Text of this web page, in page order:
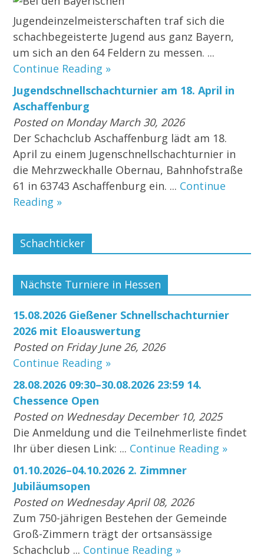
Jugendeinzelmeisterschaften traf sich die
schachbegeisterte Jugend aus ganz Bayern,
um sich an den 64 Feldern zu messen. ...
Continue Reading »
Jugendschnellschachturnier am 18. April in
Aschaffenburg
Posted on Monday March 30, 2026
Der Schachclub Aschaffenburg lädt am 18.
April zu einem Jugenschnellschachturnier in
die Mehrzweckhalle Obernau, Bahnhofstraße
61 in 63743 Aschaffenburg ein. ... Continue
Reading »
Schachticker
Nächste Turniere in Hessen
15.08.2026 Gießener Schnellschachturnier
2026 mit Eloauswertung
Posted on Friday June 26, 2026
Continue Reading »
28.08.2026 09:30–30.08.2026 23:59 14.
Chessence Open
Posted on Wednesday December 10, 2025
Die Anmeldung und die Teilnehmerliste findet
Ihr über diesen Link: ... Continue Reading »
01.10.2026–04.10.2026 2. Zimmner
Jubiläumsopen
Posted on Wednesday April 08, 2026
Zum 750-jährigen Bestehen der Gemeinde
Groß-Zimmern trägt der ortsansässige
Schachclub ... Continue Reading »